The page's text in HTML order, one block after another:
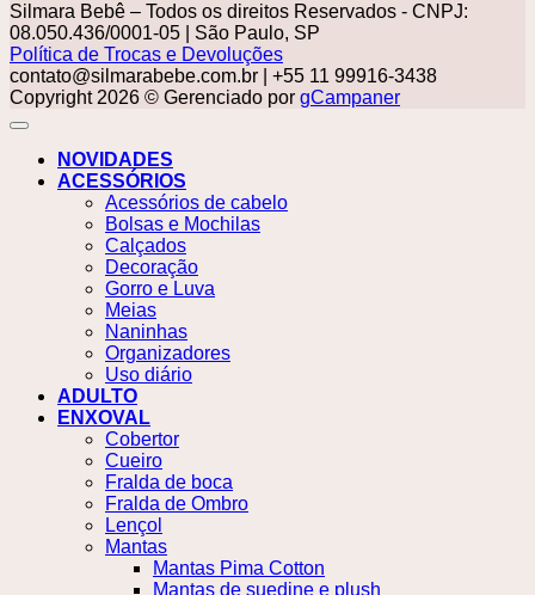
Silmara Bebê – Todos os direitos Reservados - CNPJ:
08.050.436/0001-05 | São Paulo, SP
Política de Trocas e Devoluções
contato@silmarabebe.com.br | +55 11 99916-3438
Copyright 2026 © Gerenciado por gCampaner
NOVIDADES
ACESSÓRIOS
Acessórios de cabelo
Bolsas e Mochilas
Calçados
Decoração
Gorro e Luva
Meias
Naninhas
Organizadores
Uso diário
ADULTO
ENXOVAL
Cobertor
Cueiro
Fralda de boca
Fralda de Ombro
Lençol
Mantas
Mantas Pima Cotton
Mantas de suedine e plush